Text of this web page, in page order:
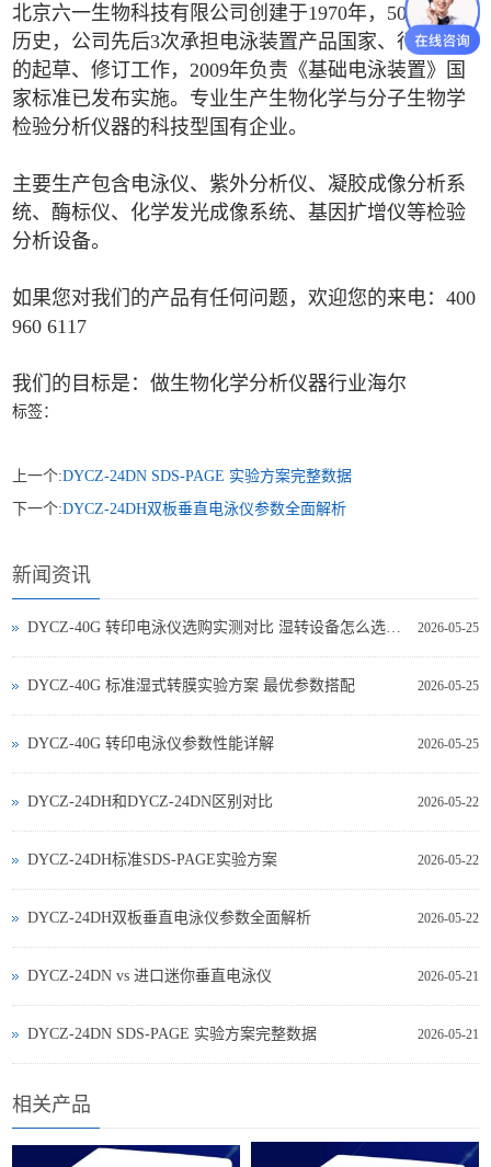
北京六一生物科技有限公司创建于1970年，50多年的
历史，公司先后3次承担电泳装置产品国家、行业标准
的起草、修订工作，2009年负责《基础电泳装置》国
家标准已发布实施。专业生产生物化学与分子生物学
检验分析仪器的科技型国有企业。
主要生产包含电泳仪、紫外分析仪、凝胶成像分析系
统、酶标仪、化学发光成像系统、基因扩增仪等检验
分析设备。
如果您对我们的产品有任何问题，欢迎您的来电：400
960 6117
我们的目标是：做生物化学分析仪器行业海尔
标签：
上一个:DYCZ‑24DN SDS‑PAGE 实验方案完整数据
下一个:DYCZ-24DH双板垂直电泳仪参数全面解析
新闻资讯
2026-05-25
DYCZ-40G 转印电泳仪选购实测对比 湿转设备怎么选不踩坑
2026-05-25
DYCZ-40G 标准湿式转膜实验方案 最优参数搭配
2026-05-25
DYCZ-40G 转印电泳仪参数性能详解
2026-05-22
DYCZ-24DH和DYCZ-24DN区别对比
2026-05-22
DYCZ-24DH标准SDS-PAGE实验方案
2026-05-22
DYCZ-24DH双板垂直电泳仪参数全面解析
2026-05-21
DYCZ‑24DN vs 进口迷你垂直电泳仪
2026-05-21
DYCZ‑24DN SDS‑PAGE 实验方案完整数据
相关产品